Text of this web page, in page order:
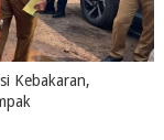
Kebakaran,